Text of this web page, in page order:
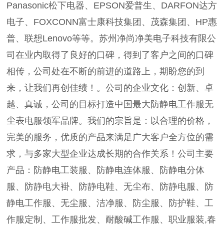
Panasonic松下电器、EPSON爱普生、DARFON达方
电子、FOXCONN富士康科技集团、茂森集团、HP惠
普、联想Lenovo等等。苏州净尚净美电子科技有限公
司在业内取得了良好的口碑，得到了客户之间的口碑
相传，公司处在不断的前进的道路上，期盼您的到
来，让我们再创佳绩！。公司的企业文化：创新、卓
越、真诚，公司的目标打造中国最大防静电工作服无
尘表电服领军品牌。我们的宗旨是：以合理的价格，
完美的服务，优质的产品来满足广大客户全方位的需
求，与多家大型企业达成长期的合作关系！公司主要
产品：防静电工装服、防静电连体服、防静电分体
服、防静电大褂、防静电鞋、无尘布、防静电服、防
静电工作服、无尘服、洁净服、防尘服、防护鞋、工
作服定制、工作服批发、耐酸碱工作服、职业服装,春